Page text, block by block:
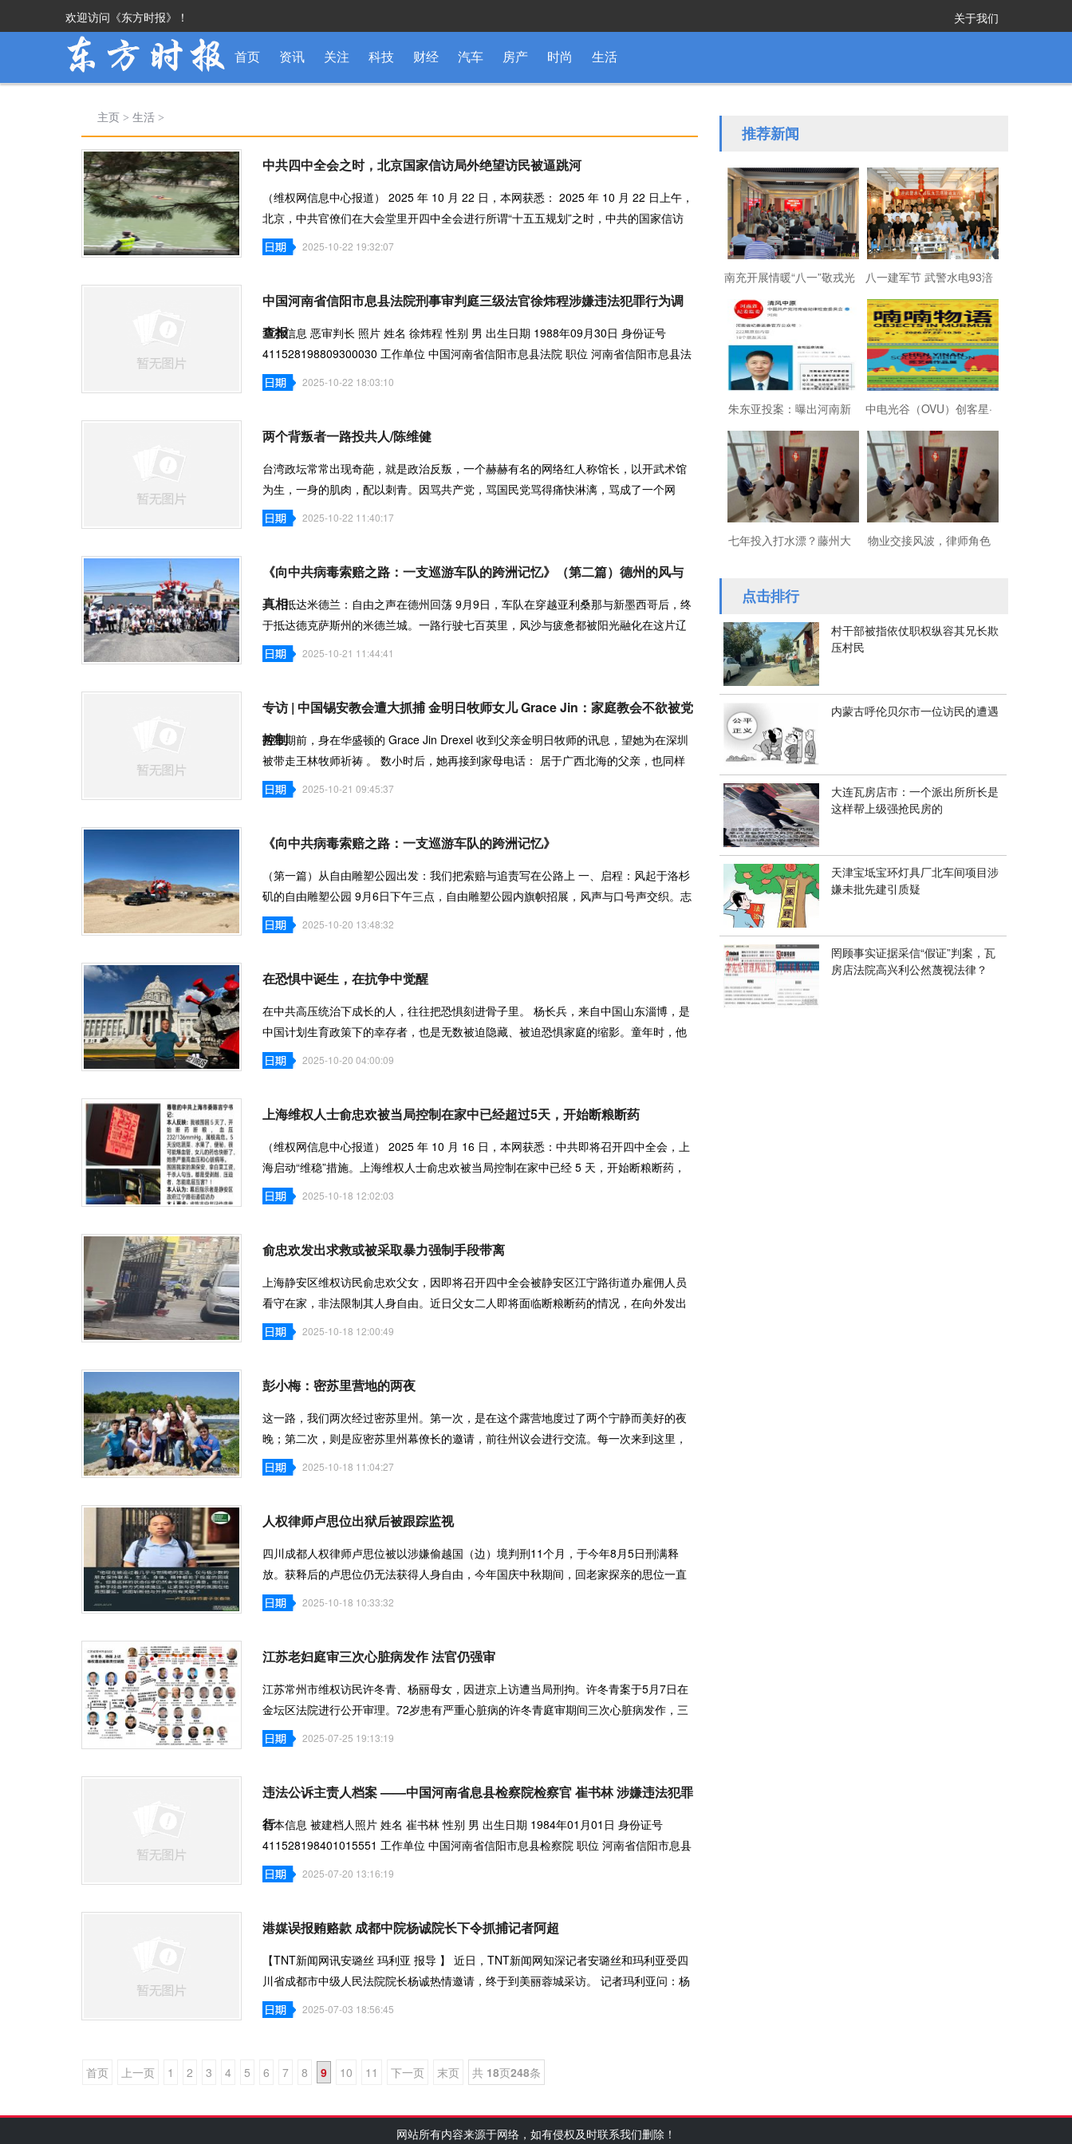
欢迎访问《东方时报》！ 关于我们
首页 资讯 关注 科技 财经 汽车 房产 时尚 生活
主页 > 生活 >
中共四中全会之时，北京国家信访局外绝望访民被逼跳河
（维权网信息中心报道） 2025 年 10 月 22 日，本网获悉： 2025 年 10 月 22 日上午，
北京，中共官僚们在大会堂里开四中全会进行所谓“十五五规划”之时，中共的国家信访
局外，又有两名2025-10-22 19:32:07
中国河南省信阳市息县法院刑事审判庭三级法官徐炜程涉嫌违法犯罪行为调
查报
基本信息 恶审判长 照片 姓名 徐炜程 性别 男 出生日期 1988年09月30日 身份证号
411528198809300030 工作单位 中国河南省信阳市息县法院 职位 河南省信阳市息县法
院刑事审判庭三级法官 出
2025-10-22 18:03:10
两个背叛者一路投共人/陈维健
台湾政坛常常出现奇葩，就是政治反叛，一个赫赫有名的网络红人称馆长，以开武术馆
为生，一身的肌肉，配以刺青。因骂共产党，骂国民党骂得痛快淋漓，骂成了一个网
红。不过他满2025-10-22 11:40:17
《向中共病毒索赔之路：一支巡游车队的跨洲记忆》（第二篇）德州的风与
真相
一、抵达米德兰：自由之声在德州回荡 9月9日，车队在穿越亚利桑那与新墨西哥后，终
于抵达德克萨斯州的米德兰城。一路行驶七百英里，风沙与疲惫都被阳光融化在这片辽
阔的土地上2025-10-21 11:44:41
专访 | 中国锡安教会遭大抓捕 金明日牧师女儿 Grace Jin：家庭教会不欲被党
控制
两星期前，身在华盛顿的 Grace Jin Drexel 收到父亲金明日牧师的讯息，望她为在深圳
被带走王林牧师祈祷 。 数小时后，她再接到家母电话： 居于广西北海的父亲，也同样
失去联络。 Gr2025-10-21 09:45:37
《向中共病毒索赔之路：一支巡游车队的跨洲记忆》
（第一篇）从自由雕塑公园出发：我们把索赔与追责写在公路上 一、启程：风起于洛杉
矶的自由雕塑公园 9月6日下午三点，自由雕塑公园内旗帜招展，风声与口号声交织。志
愿者们正忙2025-10-20 13:48:32
在恐惧中诞生，在抗争中觉醒
在中共高压统治下成长的人，往往把恐惧刻进骨子里。 杨长兵，来自中国山东淄博，是
中国计划生育政策下的幸存者，也是无数被迫隐藏、被迫恐惧家庭的缩影。童年时，他
为了躲避抓2025-10-20 04:00:09
上海维权人士俞忠欢被当局控制在家中已经超过5天，开始断粮断药
（维权网信息中心报道） 2025 年 10 月 16 日，本网获悉：中共即将召开四中全会，上
海启动“维稳”措施。上海维权人士俞忠欢被当局控制在家中已经 5 天，开始断粮断药，
血压高达 2025-10-18 12:02:03
俞忠欢发出求救或被采取暴力强制手段带离
上海静安区维权访民俞忠欢父女，因即将召开四中全会被静安区江宁路街道办雇佣人员
看守在家，非法限制其人身自由。近日父女二人即将面临断粮断药的情况，在向外发出
呼救后，多2025-10-18 12:00:49
彭小梅：密苏里营地的两夜
这一路，我们两次经过密苏里州。第一次，是在这个露营地度过了两个宁静而美好的夜
晚；第二次，则是应密苏里州幕僚长的邀请，前往州议会进行交流。每一次来到这里，
都是风和日2025-10-18 11:04:27
人权律师卢思位出狱后被跟踪监视
四川成都人权律师卢思位被以涉嫌偷越国（边）境判刑11个月，于今年8月5日刑满释
放。获释后的卢思位仍无法获得人身自由，今年国庆中秋期间，回老家探亲的思位一直
被一辆汽车跟踪2025-10-18 10:33:32
江苏老妇庭审三次心脏病发作 法官仍强审
江苏常州市维权访民许冬青、杨丽母女，因进京上访遭当局刑拘。许冬青案于5月7日在
金坛区法院进行公开审理。72岁患有严重心脏病的许冬青庭审期间三次心脏病发作，三
次休庭，但法2025-07-25 19:13:19
违法公诉主责人档案 ——中国河南省息县检察院检察官 崔书林 涉嫌违法犯罪
行
基本信息 被建档人照片 姓名 崔书林 性别 男 出生日期 1984年01月01日 身份证号
411528198401015551 工作单位 中国河南省信阳市息县检察院 职位 河南省信阳市息县
检察院第一检察部主任 出生
2025-07-20 13:16:19
港媒误报贿赂款 成都中院杨诚院长下令抓捕记者阿超
【TNT新闻网讯安璐丝 玛利亚 报导 】 近日，TNT新闻网知深记者安璐丝和玛利亚受四
川省成都市中级人民法院院长杨诚热情邀请，终于到美丽蓉城采访。 记者玛利亚问：杨
诚院长！您盛2025-07-03 18:56:45
首页 上一页 1 2 3 4 5 6 7 8 9 10 11 下一页 末页 共 18页248条
推荐新闻
南充开展情暖“八一”敬戎光
·拥军助老进社区慰问活动
八一建军节 武警水电93涪
陵战友欢聚磐石玉寨赓续
军旅初心
朱东亚投案：曝出河南新
乡顶着35项违法行为“远洋
捕捞”港商
中电光谷（OVU）创客星·
成都芯谷人工智能OPC社
区“芯创社”正
七年投入打水漂？藤州大 物业交接风波，律师角色
点击排行
村干部被指依仗职权纵容其兄长欺
压村民
内蒙古呼伦贝尔市一位访民的遭遇
大连瓦房店市：一个派出所所长是
这样帮上级强抢民房的
天津宝坻宝环灯具厂北车间项目涉
嫌未批先建引质疑
罔顾事实证据采信“假证”判案，瓦
房店法院高兴利公然蔑视法律？
网站所有内容来源于网络，如有侵权及时联系我们删除！